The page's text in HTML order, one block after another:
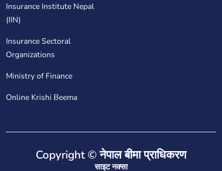
Insurance Institute Nepal
(IIN)
Insurance Sectoral
Organizations
Ministry of Finance
Online Krishi Beema
Copyright © नेपाल बीमा प्राधिकरण
साइट नक्सा